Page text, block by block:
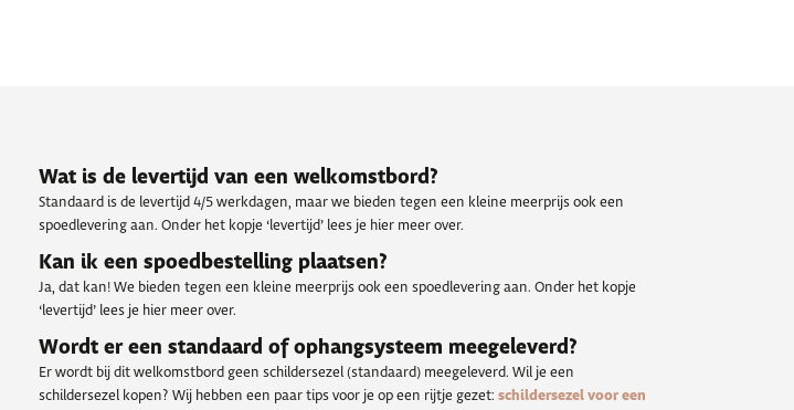
Wat is de levertijd van een welkomstbord?
Standaard is de levertijd 4/5 werkdagen, maar we bieden tegen een kleine meerprijs ook een
spoedlevering aan. Onder het kopje ‘levertijd’ lees je hier meer over.
Kan ik een spoedbestelling plaatsen?
Ja, dat kan! We bieden tegen een kleine meerprijs ook een spoedlevering aan. Onder het kopje
‘levertijd’ lees je hier meer over.
Wordt er een standaard of ophangsysteem meegeleverd?
Er wordt bij dit welkomstbord geen schildersezel (standaard) meegeleverd. Wil je een
schildersezel kopen? Wij hebben een paar tips voor je op een rijtje gezet: schildersezel voor een